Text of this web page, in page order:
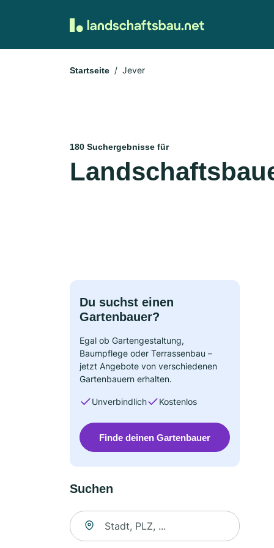
Startseite Jever
180 Suchergebnisse für
Du suchst einen
Gartenbauer?
Egal ob Gartengestaltung,
Baumpflege oder Terrassenbau –
jetzt Angebote von verschiedenen
Gartenbauern erhalten.
Unverbindlich Kostenlos
Finde deinen Gartenbauer
Suchen
Suche nach Ort